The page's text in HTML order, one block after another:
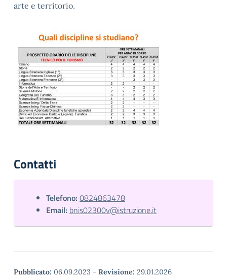
arte e territorio.
Contatti
Telefono: 0824863478
Email: bnis02300v@istruzione.it
Pubblicato: 06.09.2023 - Revisione: 29.01.2026